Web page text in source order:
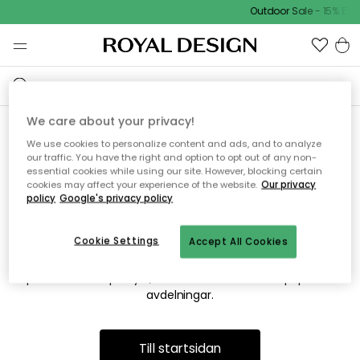
Outdoor Sale - 15%
Vi hittar tyvärr inte sidan du
söker
Detta kan bero på att sidan inte längre finns eller att den har
flyttats. Vi ber om ursäkt för besväret. I menyn ovan kan du
prova att söka på nytt, eller besöka en av våra populära
avdelningar.
Till startsidan
We care about your privacy!
We use cookies to personalize content and ads, and to analyze
our traffic. You have the right and option to opt out of any non-
essential cookies while using our site. However, blocking certain
cookies may affect your experience of the website. Our privacy
policy Google's privacy policy
Accept All Cookies
Cookie Settings